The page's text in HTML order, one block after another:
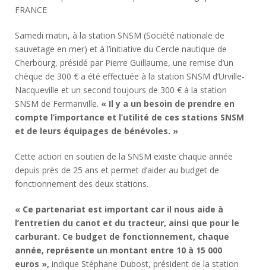
FRANCE
Samedi matin, à la station SNSM (Société nationale de
sauvetage en mer) et à l’initiative du Cercle nautique de
Cherbourg, présidé par Pierre Guillaume, une remise d’un
chèque de 300 € a été effectuée à la station SNSM d’Urville-
Nacqueville et un second toujours de 300 € à la station
SNSM de Fermanville. « Il y a un besoin de prendre en
compte l’importance et l’utilité de ces stations SNSM
et de leurs équipages de bénévoles. »
Cette action en soutien de la SNSM existe chaque année
depuis près de 25 ans et permet d’aider au budget de
fonctionnement des deux stations.
« Ce partenariat est important car il nous aide à
l’entretien du canot et du tracteur, ainsi que pour le
carburant. Ce budget de fonctionnement, chaque
année, représente un montant entre 10 à 15 000
euros », indique Stéphane Dubost, président de la station